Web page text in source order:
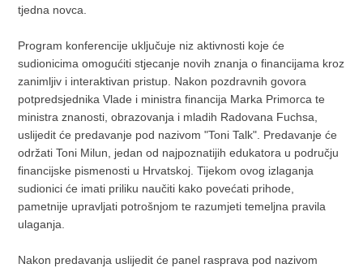
tjedna novca.
Program konferencije uključuje niz aktivnosti koje će
sudionicima omogućiti stjecanje novih znanja o financijama kroz
zanimljiv i interaktivan pristup. Nakon pozdravnih govora
potpredsjednika Vlade i ministra financija Marka Primorca te
ministra znanosti, obrazovanja i mladih Radovana Fuchsa,
uslijedit će predavanje pod nazivom "Toni Talk". Predavanje će
održati Toni Milun, jedan od najpoznatijih edukatora u području
financijske pismenosti u Hrvatskoj. Tijekom ovog izlaganja
sudionici će imati priliku naučiti kako povećati prihode,
pametnije upravljati potrošnjom te razumjeti temeljna pravila
ulaganja.
Nakon predavanja uslijedit će panel rasprava pod nazivom